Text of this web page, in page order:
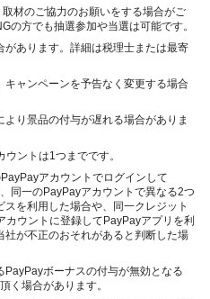
材のご協力のお願いをする場合がご
の方でも抽選参加や当選は可能です。
があります。詳細は税理士または最寄
キャンペーンを予告なく変更する場合
より景品の付与が遅れる場合がありま
ントは1つまでです。
アカウントでログインして
同一のPayPayアカウントで異なる2つ
を利用した場合や、同一クレジット
カウントに登録してPayPayアプリを利
が不正のおそれがあると判断した場
PayPayボーナスの付与が無効となる
く場合があります。